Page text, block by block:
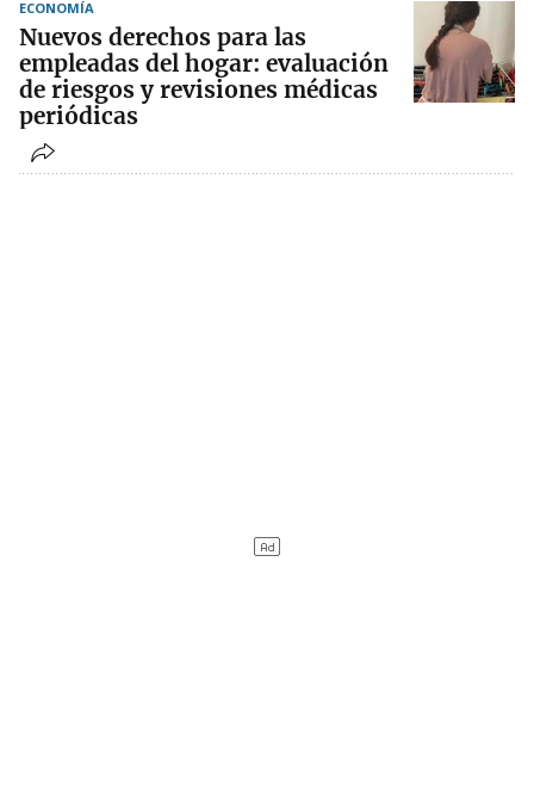
ECONOMÍA
Nuevos derechos para las
empleadas del hogar: evaluación
de riesgos y revisiones médicas
periódicas